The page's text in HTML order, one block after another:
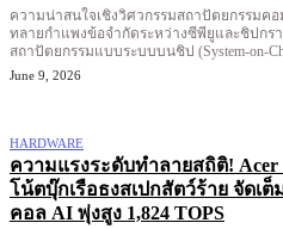
ความน่าสนใจเชิงวิศวกรรมสถาปัตยกรรมค
ทลายกำแพงข้อจำกัดระหว่างซีพียูและชิปกร
สถาปัตยกรรมแบบระบบบนชิป (System-on-
June 9, 2026
HARDWARE
ความแรงระดับทำลายสถิติ! Acer
โน้ตบุ๊กเรือธงสเปกสัตว์ร้าย จัดเ
คอล AI พุ่งสูง 1,824 TOPS